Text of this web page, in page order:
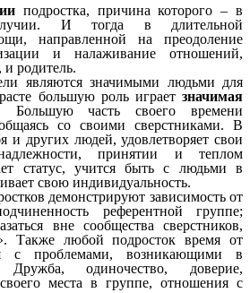
подростка, причина которого – в
И тогда в длительной
направленной на преодоление
и налаживание отношений,
и родитель.
являются значимыми людьми для
большую роль играет значимая
Большую часть своего времени
со своими сверстниками. В
и других людей, удовлетворяет свои
принятии и теплом
статус, учится быть с людьми в
свою индивидуальность.
демонстрируют зависимость от
референтной группе;
вне сообщества сверстников,
Также любой подросток время от
с проблемами, возникающими в
одиночество, доверие,
места в группе, отношения с